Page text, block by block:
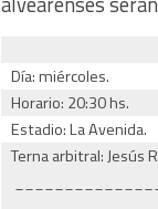
Día: miércoles.
Horario: 20:30 hs.
Estadio: La Avenida.
Terna arbitral: Jesús